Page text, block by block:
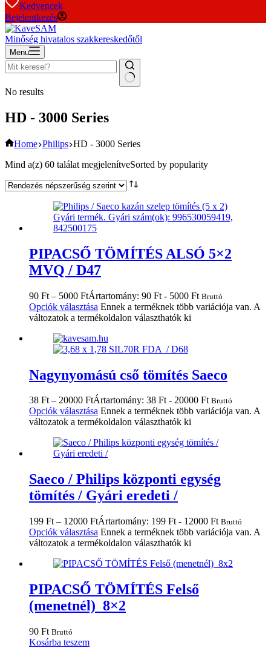
Kedvencek
Bejelentkezés
Minőség hivatalos szakkereskedőtől
Menu
No results
HD - 3000 Series
Home Philips HD - 3000 Series
Mind a(z) 60 találat megjelenítveSorted by popularity
PIPACSŐ TÖMÍTÉS ALSÓ 5×2
MVQ / D47
90 Ft – 5000 FtÁrtartomány: 90 Ft - 5000 Ft Bruttó
Opciók választása Ennek a terméknek több variációja van. A
változatok a termékoldalon választhatók ki
Nagynyomású cső tömítés Saeco
38 Ft – 20000 FtÁrtartomány: 38 Ft - 20000 Ft Bruttó
Opciók választása Ennek a terméknek több variációja van. A
változatok a termékoldalon választhatók ki
Saeco / Philips központi egység
tömítés / Gyári eredeti /
199 Ft – 12000 FtÁrtartomány: 199 Ft - 12000 Ft Bruttó
Opciók választása Ennek a terméknek több variációja van. A
változatok a termékoldalon választhatók ki
PIPACSŐ TÖMÍTÉS Felső
(menetnél) 8×2
90 Ft Bruttó
Kosárba teszem